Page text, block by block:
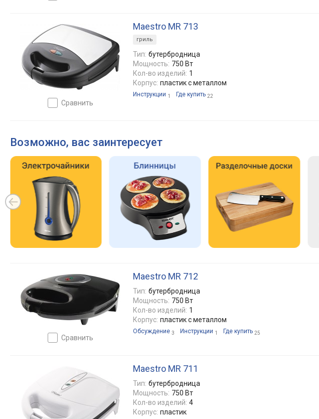
сравнить
Maestro MR 713
гриль
Тип: бутербродница
Мощность: 750 Вт
Кол-во изделий: 1
Корпус: пластик с металлом
Инструкции 1 Где купить 22
Возможно, вас заинтересует
сравнить
Maestro MR 712
Тип: бутербродница
Мощность: 750 Вт
Кол-во изделий: 1
Корпус: пластик с металлом
Обсуждение 3 Инструкции 1 Где купить 25
Maestro MR 711
Тип: бутербродница
Мощность: 750 Вт
Кол-во изделий: 4
Корпус: пластик